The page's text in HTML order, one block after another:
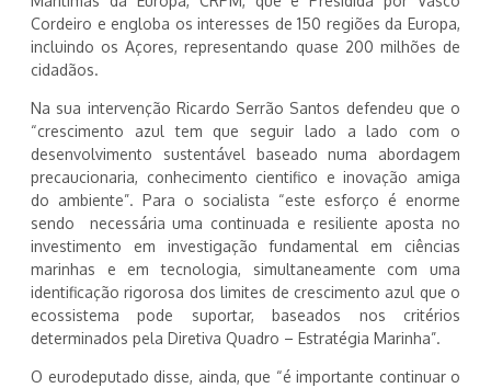
Cordeiro e engloba os interesses de 150 regiões da Europa,
incluindo os Açores, representando quase 200 milhões de
cidadãos.
Na sua intervenção Ricardo Serrão Santos defendeu que o
“crescimento azul tem que seguir lado a lado com o
desenvolvimento sustentável baseado numa abordagem
precaucionaria, conhecimento cientifico e inovação amiga
do ambiente”. Para o socialista “este esforço é enorme
sendo necessária uma continuada e resiliente aposta no
investimento em investigação fundamental em ciências
marinhas e em tecnologia, simultaneamente com uma
identificação rigorosa dos limites de crescimento azul que o
ecossistema pode suportar, baseados nos critérios
determinados pela Diretiva Quadro – Estratégia Marinha”.
O eurodeputado disse, ainda, que “é importante continuar o